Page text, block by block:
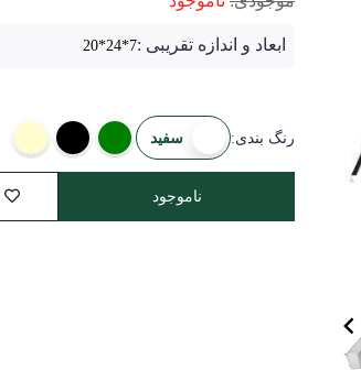
ابعاد و اندازه تقریبی :7*24*20
رنگ بندی: سفید
ناموجود